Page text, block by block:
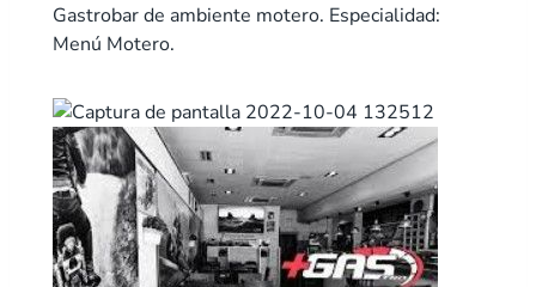
Gastrobar de ambiente motero. Especialidad:
Menú Motero.